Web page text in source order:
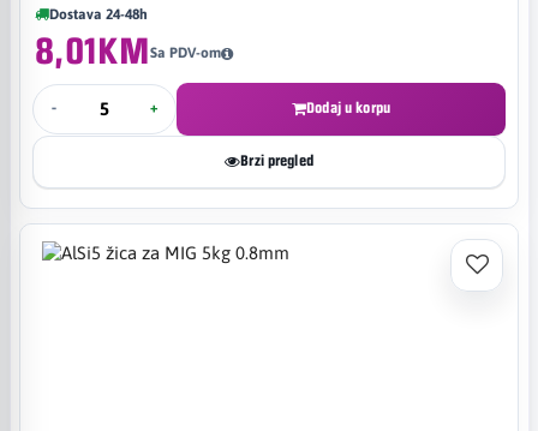
Dostava 24-48h
8,01KMSa PDV-om
- + Dodaj u korpu
Brzi pregled